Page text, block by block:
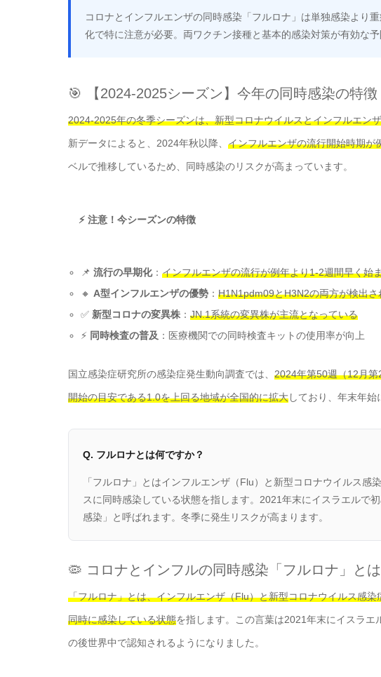
コロナとインフルエンザの同時感染「フルロナ」は単独感染より
化で特に注意が必要。両ワクチン接種と基本的感染対策が有効な予
🎯 【2024-2025シーズン】今年の同時感染の特徴
2024-2025年の冬季シーズンは、新型コロナウイルスとインフルエン
新データによると、2024年秋以降、 インフルエンザの流行開始時期が
ベルで推移しているため、同時感染のリスクが高まっています。
⚡ 注意！今シーズンの特徴
📌流行の早期化：インフルエンザの流行が例年より1-2週間早く始
🔸 A型インフルエンザの優勢 ：H1N1pdm09とH3N2の両方が検出さ
✅ 新型コロナの変異株 ：JN.1系統の変異株が主流となっている
⚡ 同時検査の普及 ：医療機関での同時検査キットの使用率が向上
国立感染症研究所の感染症発生動向調査では、 2024年第50週（12月
開始の目安である1.0を上回る地域が全国的に拡大しており、年末年始
Q. フルロナとは何ですか？
「フルロナ」とはインフルエンザ（Flu）と新型コロナウイルス
スに同時感染している状態を指します。2021年末にイスラエルで
感染」と呼ばれます。冬季に発生リスクが高まります。
🦠 コロナとインフルの同時感染「フルロナ」とは
「フルロナ」とは、インフルエンザ（Flu）と新型コロナウイルス感
同時に感染している状態を指します。この言葉は2021年末にイスラ
の後世界中で認知されるようになりました。